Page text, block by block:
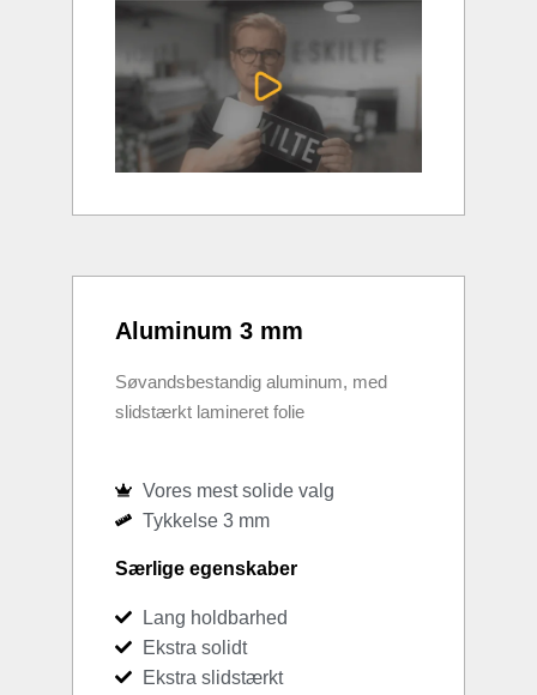
Aluminum 3 mm
Søvandsbestandig aluminum, med
slidstærkt lamineret folie
Vores mest solide valg
Tykkelse 3 mm
Særlige egenskaber
Lang holdbarhed
Ekstra solidt
Ekstra slidstærkt